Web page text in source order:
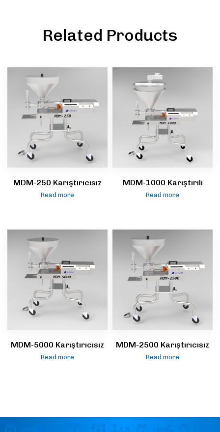
Related Products
MDM-250 Karıştırıcısız
Read more
MDM-1000 Karıştırılı
Read more
MDM-5000 Karıştırıcısız
Read more
MDM-2500 Karıştırıcısız
Read more